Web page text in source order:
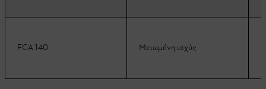
FCA 140 Μειωμένη ισχύς